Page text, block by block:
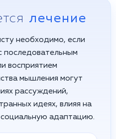
лечение
необходимо, если
последовательным
восприятием
мышления могут
рассуждений,
идеях, влияя на
адаптацию.